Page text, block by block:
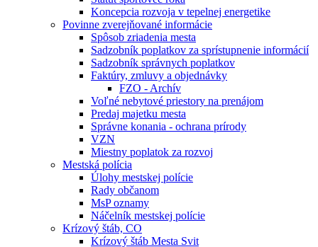
Koncepcia rozvoja v tepelnej energetike
Povinne zverejňované informácie
Spôsob zriadenia mesta
Sadzobník poplatkov za sprístupnenie informácií
Sadzobník správnych poplatkov
Faktúry, zmluvy a objednávky
FZO - Archív
Voľné nebytové priestory na prenájom
Predaj majetku mesta
Správne konania - ochrana prírody
VZN
Miestny poplatok za rozvoj
Mestská polícia
Úlohy mestskej polície
Rady občanom
MsP oznamy
Náčelník mestskej polície
Krízový štáb, CO
Krízový štáb Mesta Svit